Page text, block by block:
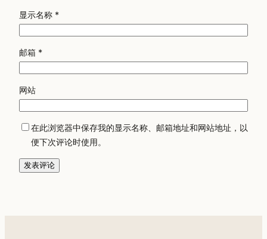
显示名称 *
邮箱 *
网站
在此浏览器中保存我的显示名称、邮箱地址和网站地址，以
便下次评论时使用。